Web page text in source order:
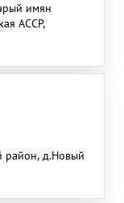
имян
АССР,
район, д.Новый